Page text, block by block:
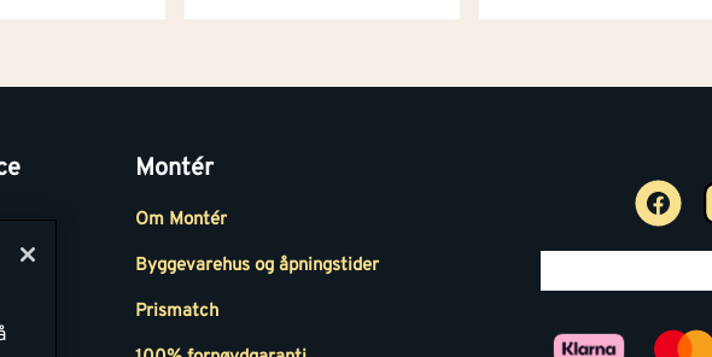
Montér
Om Montér
Byggevarehus og åpningstider
Prismatch